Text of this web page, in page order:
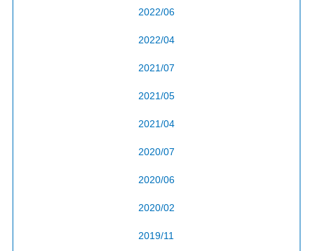
2022/06
2022/04
2021/07
2021/05
2021/04
2020/07
2020/06
2020/02
2019/11